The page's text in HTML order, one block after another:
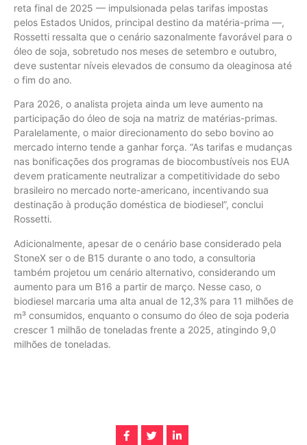
reta final de 2025 — impulsionada pelas tarifas impostas
pelos Estados Unidos, principal destino da matéria-prima —,
Rossetti ressalta que o cenário sazonalmente favorável para o
óleo de soja, sobretudo nos meses de setembro e outubro,
deve sustentar níveis elevados de consumo da oleaginosa até
o fim do ano.
Para 2026, o analista projeta ainda um leve aumento na
participação do óleo de soja na matriz de matérias-primas.
Paralelamente, o maior direcionamento do sebo bovino ao
mercado interno tende a ganhar força. “As tarifas e mudanças
nas bonificações dos programas de biocombustíveis nos EUA
devem praticamente neutralizar a competitividade do sebo
brasileiro no mercado norte-americano, incentivando sua
destinação à produção doméstica de biodiesel”, conclui
Rossetti.
Adicionalmente, apesar de o cenário base considerado pela
StoneX ser o de B15 durante o ano todo, a consultoria
também projetou um cenário alternativo, considerando um
aumento para um B16 a partir de março. Nesse caso, o
biodiesel marcaria uma alta anual de 12,3% para 11 milhões de
m³ consumidos, enquanto o consumo do óleo de soja poderia
crescer 1 milhão de toneladas frente a 2025, atingindo 9,0
milhões de toneladas.